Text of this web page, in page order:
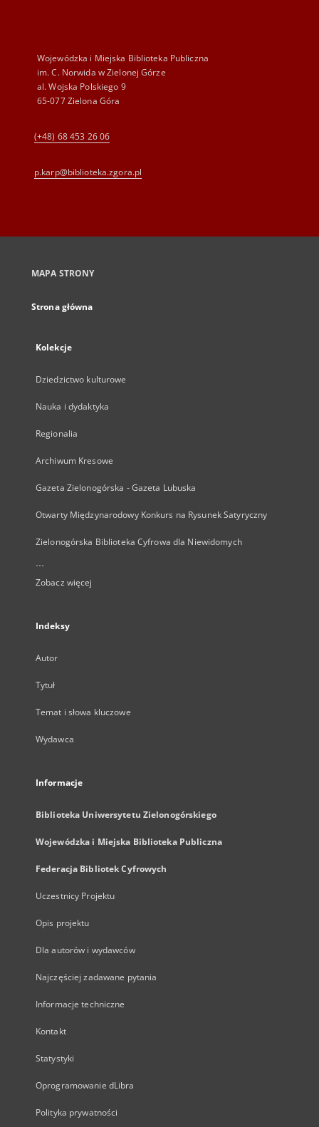
Wojewódzka i Miejska Biblioteka Publiczna
im. C. Norwida w Zielonej Górze
al. Wojska Polskiego 9
65-077 Zielona Góra
(+48) 68 453 26 06
p.karp@biblioteka.zgora.pl
MAPA STRONY
Strona główna
Kolekcje
Dziedzictwo kulturowe
Nauka i dydaktyka
Regionalia
Archiwum Kresowe
Gazeta Zielonogórska - Gazeta Lubuska
Otwarty Międzynarodowy Konkurs na Rysunek Satyryczny
Zielonogórska Biblioteka Cyfrowa dla Niewidomych
...
Zobacz więcej
Indeksy
Autor
Tytuł
Temat i słowa kluczowe
Wydawca
Informacje
Biblioteka Uniwersytetu Zielonogórskiego
Wojewódzka i Miejska Biblioteka Publiczna
Federacja Bibliotek Cyfrowych
Uczestnicy Projektu
Opis projektu
Dla autorów i wydawców
Najczęściej zadawane pytania
Informacje techniczne
Kontakt
Statystyki
Oprogramowanie dLibra
Polityka prywatności